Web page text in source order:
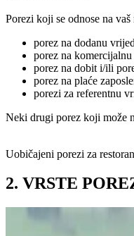
Porezi koji se odnose na vaš
porez na dodanu
porez na
porez na dobit i/ili
porez na plaće
porezi za referentnu
Neki drugi porez koji može
Uobičajeni porezi za
2. VRSTE